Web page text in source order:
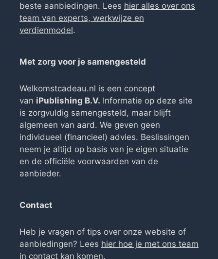
beste aanbiedingen. Lees hier alles over ons
team van experts, werkwijze en
verdienmodel.
Met zorg voor je samengesteld
Welkomstcadeau.nl is een concept
van iPublishing B.V. Informatie op deze site
is zorgvuldig samengesteld, maar blijft
algemeen van aard. We geven geen
individueel (financieel) advies. Beslissingen
neem je altijd op basis van je eigen situatie
en de officiële voorwaarden van de
aanbieder.
Contact
Heb je vragen of tips over onze website of
aanbiedingen? Lees hier hoe je met ons team
in contact kan komen.